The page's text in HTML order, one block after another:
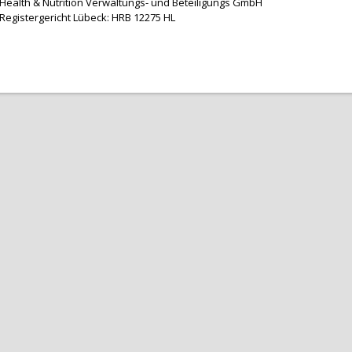
Registergericht Lübeck: HRB 12275 HL